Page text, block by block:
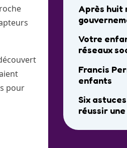
pour
Après huit
Votre
réseaux
Francis
enfants
Six
réussir